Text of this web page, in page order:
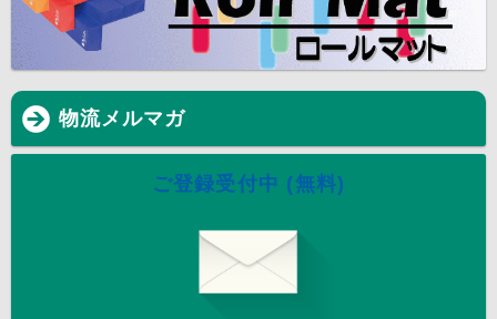
物流メルマガ
ご登録受付中 (無料)